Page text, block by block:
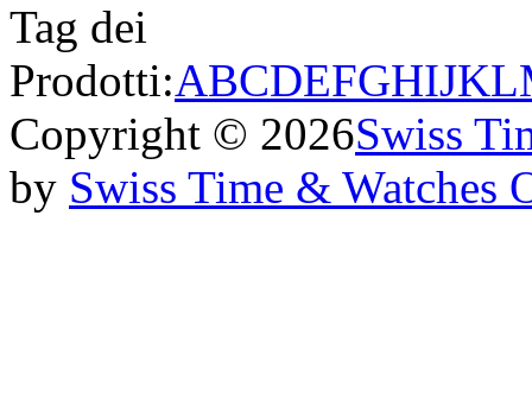
Tag dei
Prodotti:ABCDEFGHIJKL
Copyright © 2026Swiss
by Swiss Time & Watches